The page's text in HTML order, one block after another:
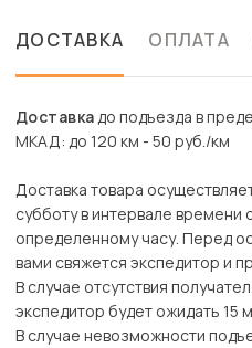
ДОСТАВКА ОПЛАТА
Доставкадо подъезда в
МКАД: до 120 км - 50 руб./км
Доставка товара
субботу в интервале времени
определенному часу. Перед
вами свяжется экспедитор и
В случае отсутствия
экспедитор будет ожидать 15
В случае невозможности